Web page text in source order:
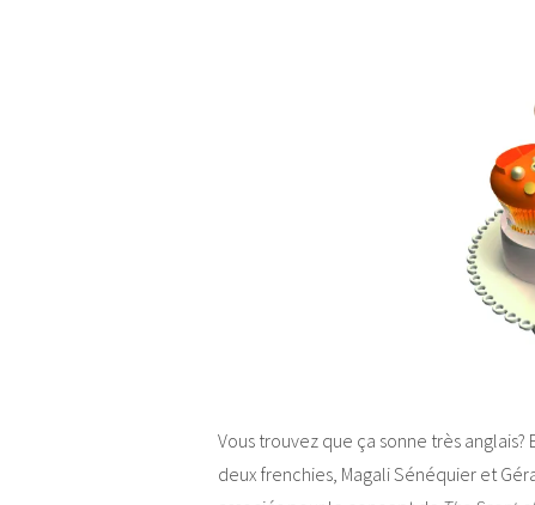
Vous trouvez que ça sonne très
deux frenchies, Magali Sénéquier et